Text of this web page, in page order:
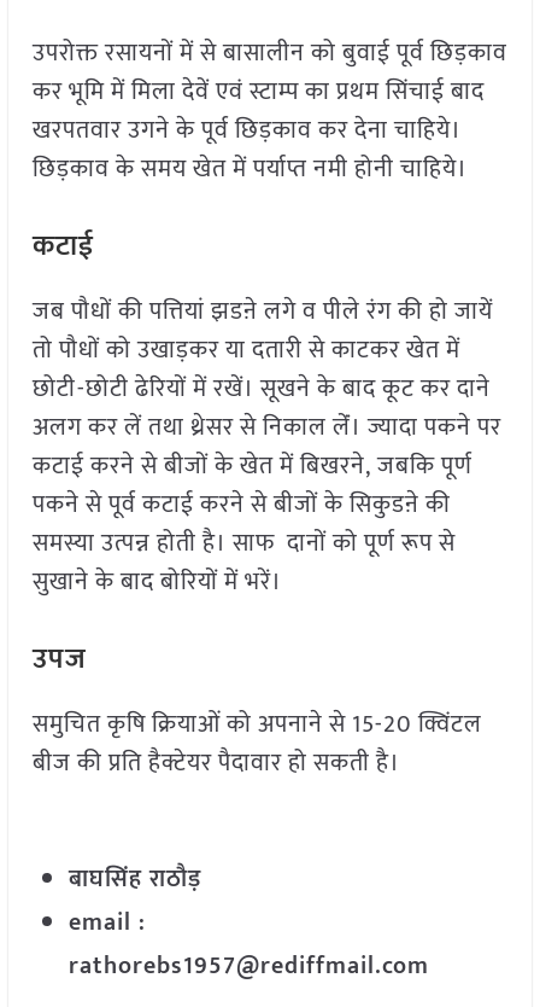
उपरोक्त रसायनों में से बासालीन को बुवाई पूर्व छिड़काव
कर भूमि में मिला देवें एवं स्टाम्प का प्रथम सिंचाई बाद
खरपतवार उगने के पूर्व छिड़काव कर देना चाहिये।
छिड़काव के समय खेत में पर्याप्त नमी होनी चाहिये।
कटाई
जब पौधों की पत्तियां झडऩे लगे व पीले रंग की हो जायें
तो पौधों को उखाड़कर या दतारी से काटकर खेत में
छोटी-छोटी ढेरियों में रखें। सूखने के बाद कूट कर दाने
अलग कर लें तथा थ्रेसर से निकाल लेंं। ज्यादा पकने पर
कटाई करने से बीजों के खेत में बिखरने, जबकि पूर्ण
पकने से पूर्व कटाई करने से बीजों के सिकुडऩे की
समस्या उत्पन्न होती है। साफ दानों को पूर्ण रूप से
सुखाने के बाद बोरियों में भरें।
उपज
समुचित कृषि क्रियाओं को अपनाने से 15-20 क्विंटल
बीज की प्रति हैक्टेयर पैदावार हो सकती है।
बाघसिंह राठौड़
email :
rathorebs1957@rediffmail.com